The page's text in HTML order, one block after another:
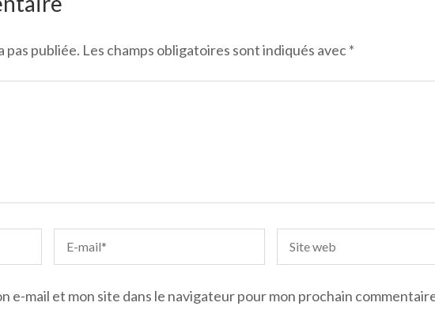
pas publiée. Les champs obligatoires sont indiqués avec*
e-mail et mon site dans le navigateur pour mon prochain